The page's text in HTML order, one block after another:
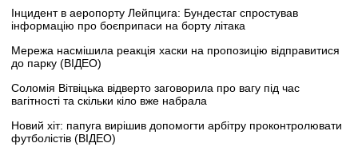
Інцидент в аеропорту Лейпцига: Бундестаг спростував
інформацію про боєприпаси на борту літака
Мережа насмішила реакція хаски на пропозицію відправитися
до парку (ВІДЕО)
Соломія Вітвіцька відверто заговорила про вагу під час
вагітності та скільки кіло вже набрала
Новий хіт: папуга вирішив допомогти арбітру проконтролювати
футболістів (ВІДЕО)